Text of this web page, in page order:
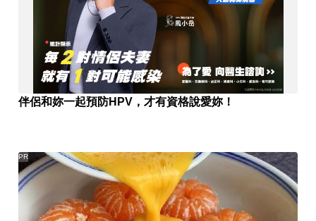
伴侶和妳一起預防HPV，才有資格說愛妳！
PR